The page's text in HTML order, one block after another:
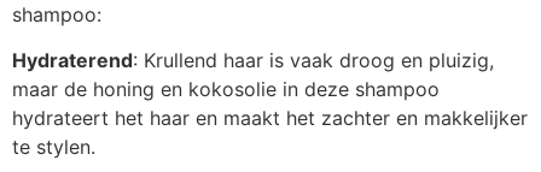
shampoo:
Hydraterend: Krullend haar is vaak droog en pluizig,
maar de honing en kokosolie in deze shampoo
hydrateert het haar en maakt het zachter en makkelijker
te stylen.